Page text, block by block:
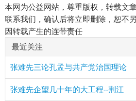
本网为公益网站，尊重版权，转载文
联系我们，确认后将立即删除，恕不
因转载产生的连带责任
最近关注
张难先三论孔孟与共产党治国理论
张难先企望几十年的大工程--荆江